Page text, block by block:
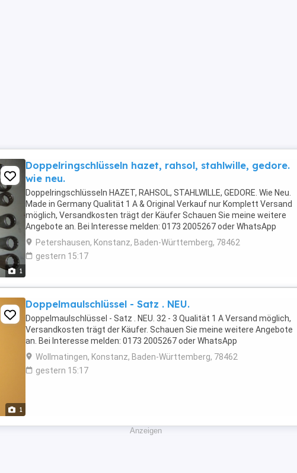
1
Doppelringschlüsseln hazet, rahsol, stahlwille, gedore.
wie neu.
Doppelringschlüsseln HAZET, RAHSOL, STAHLWILLE, GEDORE. Wie Neu.
Made in Germany Qualität 1 A & Original Verkauf nur Komplett Versand
möglich, Versandkosten trägt der Käufer Schauen Sie meine weitere
Angebote an. Bei Interesse melden: 0173 2005267 oder WhatsApp
Petershausen, Konstanz, Baden-Württemberg, 78462
gestern 15:17
1
Doppelmaulschlüssel - Satz . NEU.
Doppelmaulschlüssel - Satz . NEU. 32 - 3 Qualität 1 A Versand möglich,
Versandkosten trägt der Käufer. Schauen Sie meine weitere Angebote
an. Bei Interesse melden: 0173 2005267 oder WhatsApp
Wollmatingen, Konstanz, Baden-Württemberg, 78462
gestern 15:17
Anzeigen